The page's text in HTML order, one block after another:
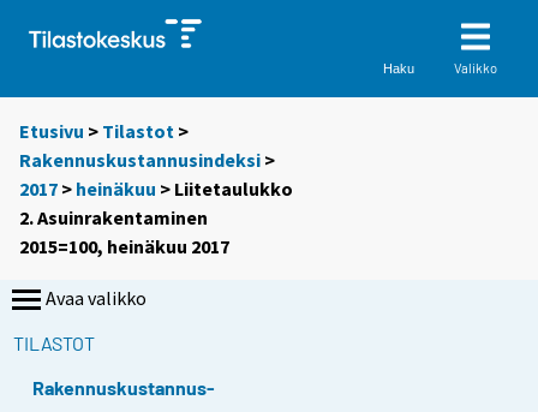
Haku Valikko
Etusivu > Tilastot >
Rakennuskustannusindeksi >
2017 > heinäkuu > Liitetaulukko
2. Asuinrakentaminen
2015=100, heinäkuu 2017
Avaa valikko
TILASTOT
Rakennuskustannus-